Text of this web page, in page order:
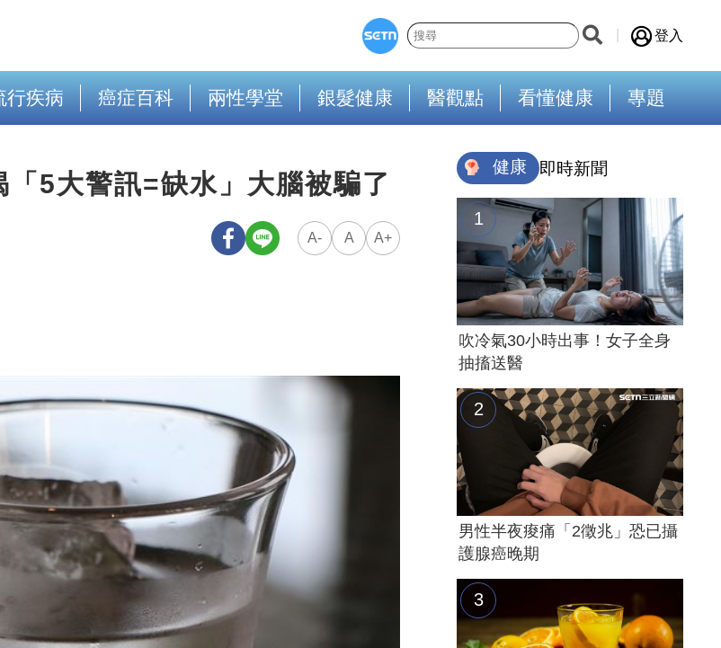
登入
行疾病 癌症百科 兩性學堂 銀髮健康 醫觀點 看懂健康 專題
5大警訊=缺水」大腦被騙了
A- A A+
健康 即時新聞
吹冷氣30小時出事！女子全身
抽搐送醫
男性半夜痠痛「2徵兆」恐已攝
護腺癌晚期